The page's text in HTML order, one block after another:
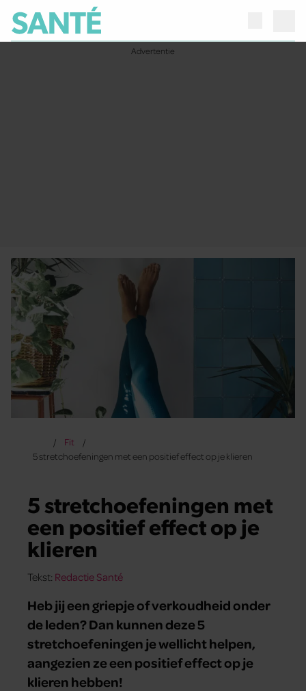
Fit
5 stretchoefeningen met een positief effect op je klieren
5 stretchoefeningen met
een positief effect op je
klieren
Tekst: Redactie Santé
Heb jij een griepje of verkoudheid onder
de leden? Dan kunnen deze 5
stretchoefeningen je wellicht helpen,
aangezien ze een positief effect op je
klieren hebben!